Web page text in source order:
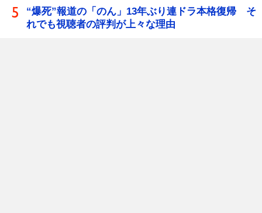
“爆死”報道の「のん」13年ぶり連ドラ本格復帰 そ
れでも視聴者の評判が上々な理由